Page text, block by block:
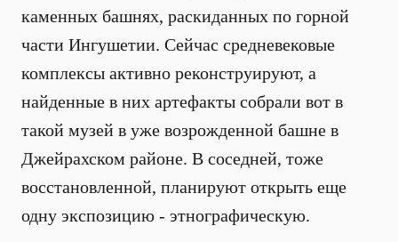
каменных башнях, раскиданных по горной
части Ингушетии. Сейчас средневековые
комплексы активно реконструируют, а
найденные в них артефакты собрали вот в
такой музей в уже возрожденной башне в
Джейрахском районе. В соседней, тоже
восстановленной, планируют открыть еще
одну экспозицию - этнографическую.